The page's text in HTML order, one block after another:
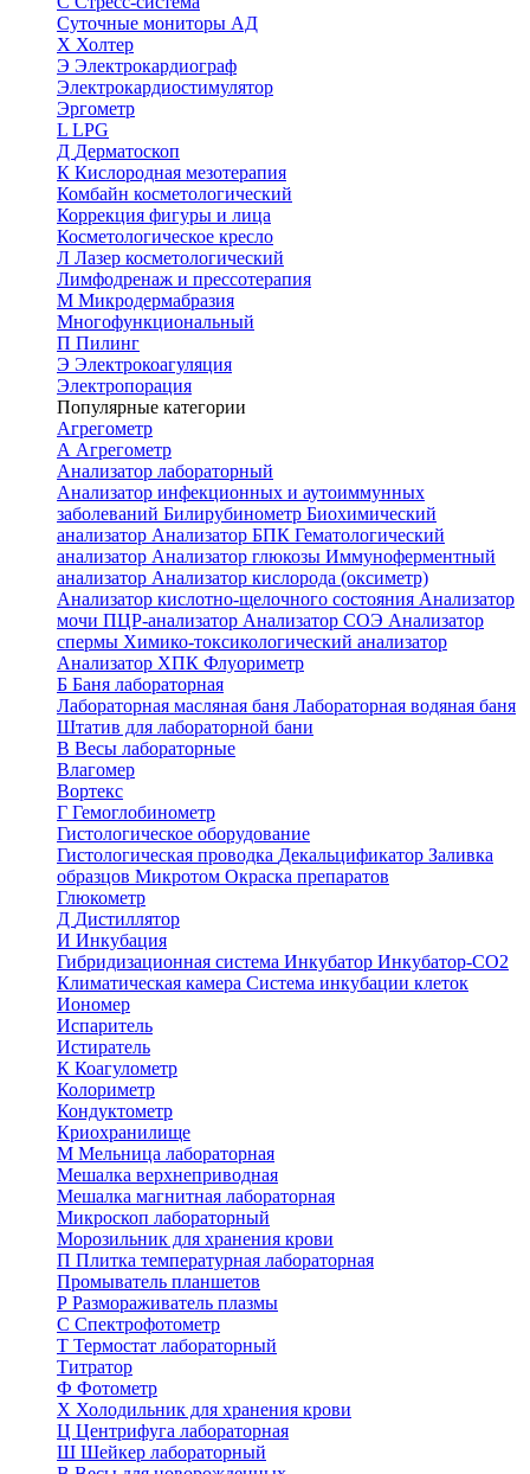
Суточные мониторы АД
Х Холтер
Э Электрокардиограф
Электрокардиостимулятор
Эргометр
L LPG
Д Дерматоскоп
К Кислородная мезотерапия
Комбайн косметологический
Коррекция фигуры и лица
Косметологическое кресло
Л Лазер косметологический
Лимфодренаж и прессотерапия
М Микродермабразия
Многофункциональный
П Пилинг
Э Электрокоагуляция
Электропорация
Популярные категории
Агрегометр
А Агрегометр
Анализатор лабораторный
Анализатор инфекционных и аутоиммунных
заболеваний Билирубинометр Биохимический
анализатор Анализатор БПК Гематологический
анализатор Анализатор глюкозы Иммуноферментный
анализатор Анализатор кислорода (оксиметр)
Анализатор кислотно-щелочного состояния Анализатор
мочи ПЦР-анализатор Анализатор СОЭ Анализатор
спермы Химико-токсикологический анализатор
Анализатор ХПК Флуориметр
Б Баня лабораторная
Лабораторная масляная баня Лабораторная водяная баня
Штатив для лабораторной бани
В Весы лабораторные
Влагомер
Вортекс
Г Гемоглобинометр
Гистологическое оборудование
Гистологическая проводка Декальцификатор Заливка
образцов Микротом Окраска препаратов
Глюкометр
Д Дистиллятор
И Инкубация
Гибридизационная система Инкубатор Инкубатор-СО2
Климатическая камера Система инкубации клеток
Иономер
Испаритель
Истиратель
К Коагулометр
Колориметр
Кондуктометр
Криохранилище
М Мельница лабораторная
Мешалка верхнеприводная
Мешалка магнитная лабораторная
Микроскоп лабораторный
Морозильник для хранения крови
П Плитка температурная лабораторная
Промыватель планшетов
Р Размораживатель плазмы
С Спектрофотометр
Т Термостат лабораторный
Титратор
Ф Фотометр
Х Холодильник для хранения крови
Ц Центрифуга лабораторная
Ш Шейкер лабораторный